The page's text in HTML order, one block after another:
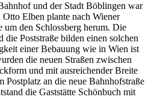
und der Stadt Böblingen war
Elben plante nach Wiener
den Schlossberg herum. Die
die Poststraße bilden einen solchen
einer Bebauung wie in Wien ist
die neuen Straßen zwischen
und mit ausreichender Breite
Postplatz an die neue Bahnhofstraße
die Gaststätte Schönbuch mit